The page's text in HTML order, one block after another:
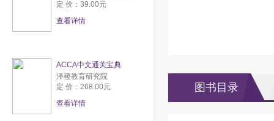
定 价：39.00元
查看详情
ACCA中文通关宝典
泽稷教育研究院
定 价：268.00元
查看详情
图书目录